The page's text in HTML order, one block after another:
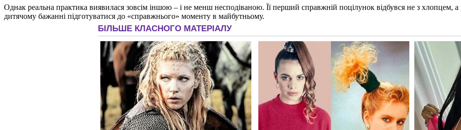
Однак реальна практика виявилася зовсім іншою – і не менш несподіваною. Її перший справжній поцілунок відбувся не з хлопцем,
дитячому бажанні підготуватися до «справжнього» моменту в майбутньому.